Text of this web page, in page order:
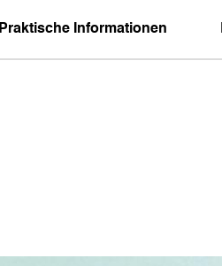
Praktische Informationen